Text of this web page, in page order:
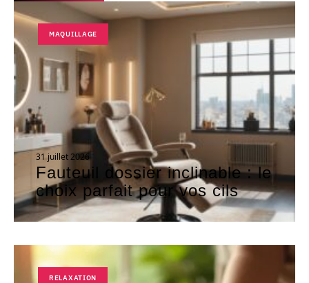
MAQUILLAGE
31 juillet 2026
Fauteuil dossier inclinable : le
choix parfait pour vos cils
RELAXATION